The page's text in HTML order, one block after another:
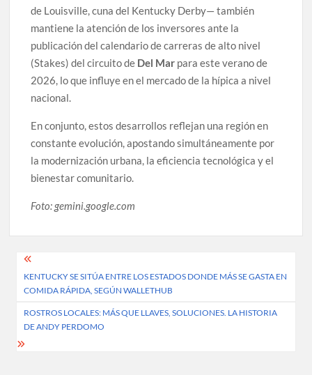
de Louisville, cuna del Kentucky Derby— también
mantiene la atención de los inversores ante la
publicación del calendario de carreras de alto nivel
(Stakes) del circuito de Del Mar para este verano de
2026, lo que influye en el mercado de la hípica a nivel
nacional.
En conjunto, estos desarrollos reflejan una región en
constante evolución, apostando simultáneamente por
la modernización urbana, la eficiencia tecnológica y el
bienestar comunitario.
Foto: gemini.google.com
Post
navigation
KENTUCKY SE SITÚA ENTRE LOS ESTADOS DONDE MÁS SE GASTA EN
COMIDA RÁPIDA, SEGÚN WALLETHUB
ROSTROS LOCALES: MÁS QUE LLAVES, SOLUCIONES. LA HISTORIA
DE ANDY PERDOMO